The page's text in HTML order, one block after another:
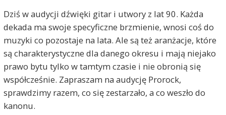
Dziś w audycji dźwięki gitar i utwory z lat 90. Każda
dekada ma swoje specyficzne brzmienie, wnosi coś do
muzyki co pozostaje na lata. Ale są też aranżacje, które
są charakterystyczne dla danego okresu i mają niejako
prawo bytu tylko w tamtym czasie i nie obronią się
współcześnie. Zapraszam na audycję Prorock,
sprawdzimy razem, co się zestarzało, a co weszło do
kanonu.